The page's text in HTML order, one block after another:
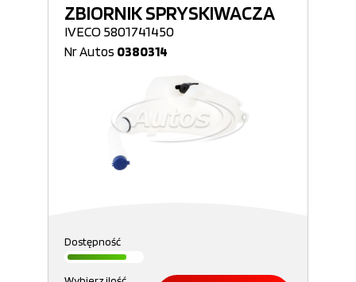
ZBIORNIK SPRYSKIWACZA
IVECO 5801741450
Nr Autos 0380314
Dostępność